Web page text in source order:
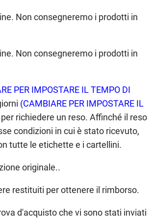
Non consegneremo i prodotti in
Non consegneremo i prodotti in
PER IMPOSTARE IL TEMPO DI
(CAMBIARE PER IMPOSTARE IL
richiedere un reso. Affinché il reso
condizioni in cui è stato ricevuto,
tutte le etichette e i cartellini.
originale..
restituiti per ottenere il rimborso.
d'acquisto che vi sono stati inviati